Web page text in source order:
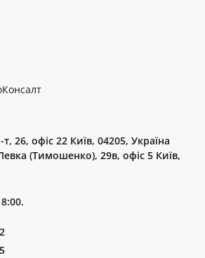
26, офіс 22 Київ, 04205, Україна
(Тимошенко), 29в, офіс 5 Київ,